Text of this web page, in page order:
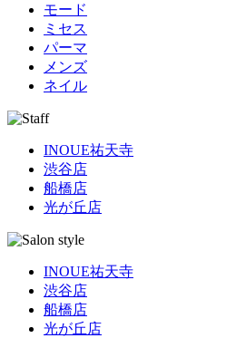
モード
ミセス
パーマ
メンズ
ネイル
INOUE祐天寺
渋谷店
船橋店
光が丘店
INOUE祐天寺
渋谷店
船橋店
光が丘店